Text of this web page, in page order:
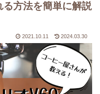
方法を簡単に解説
2021.10.11 2024.03.30